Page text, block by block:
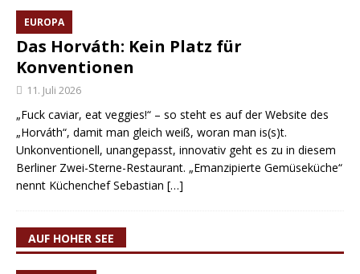
EUROPA
Das Horváth: Kein Platz für
Konventionen
11. Juli 2026
„Fuck caviar, eat veggies!“ – so steht es auf der Website des
„Horváth“, damit man gleich weiß, woran man is(s)t.
Unkonventionell, unangepasst, innovativ geht es zu in diesem
Berliner Zwei-Sterne-Restaurant. „Emanzipierte Gemüseküche“
nennt Küchenchef Sebastian […]
AUF HOHER SEE